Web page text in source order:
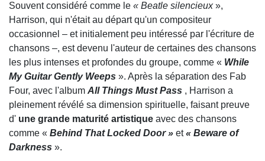
Souvent considéré comme le « Beatle silencieux»,
Harrison, qui n'était au départ qu'un compositeur
occasionnel – et initialement peu intéressé par l'écriture de
chansons –, est devenu l'auteur de certaines des chansons
les plus intenses et profondes du groupe, comme « While
My Guitar Gently Weeps ». Après la séparation des Fab
Four, avec l'album All Things Must Pass , Harrison a
pleinement révélé sa dimension spirituelle, faisant preuve
d' une grande maturité artistique avec des chansons
comme « Behind That Locked Door » et« Beware of
Darkness ».